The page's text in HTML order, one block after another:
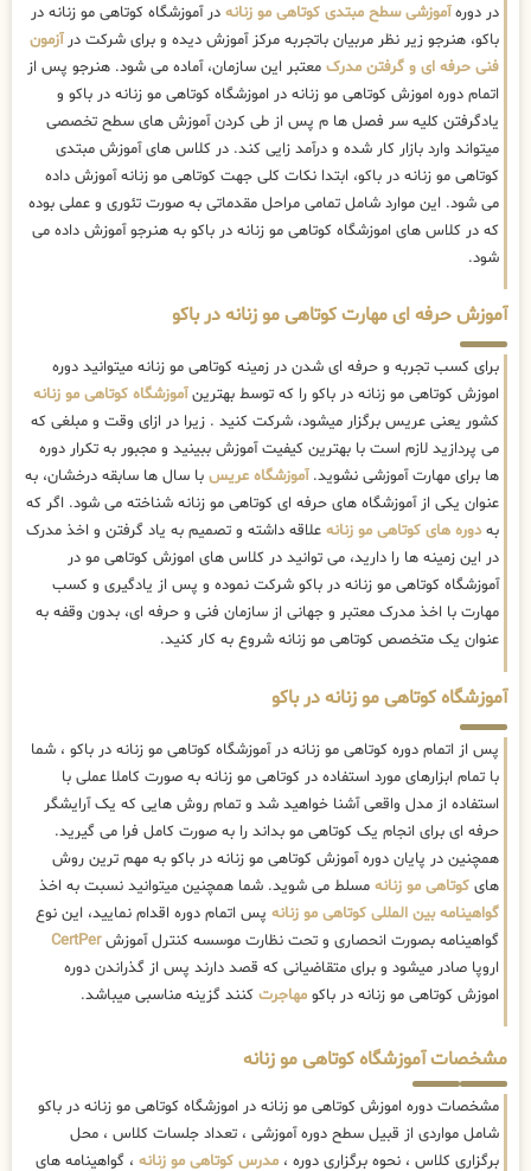
در دورهآموزشی سطح مبتدی کوتاهی مو زنانه در آموزشگاه کوتاهی مو زنانه در
باکو، هنرجو زیر نظر مربیان باتجربه مرکز آموزش دیده و برای شرکت درآزمون
فنی حرفه ای و گرفتن مدرک معتبر این سازمان، آماده می شود. هنرجو پس از
اتمام دوره اموزش کوتاهی مو زنانه در اموزشگاه کوتاهی مو زنانه در باکو و
یادگرفتن کلیه سر فصل ها م پس از طی کردن آموزش های سطح تخصصی
میتواند وارد بازار کار شده و درآمد زایی کند. در کلاس های آموزش مبتدی
کوتاهی مو زنانه در باکو، ابتدا نکات کلی جهت کوتاهی مو زنانه آموزش داده
می شود. این موارد شامل تمامی مراحل مقدماتی به صورت تئوری و عملی بوده
که در کلاس های اموزشگاه کوتاهی مو زنانه در باکو به هنرجو آموزش داده می
شود.
آموزش حرفه ای مهارت کوتاهی مو زنانه در باکو
برای کسب تجربه و حرفه ای شدن در زمینه کوتاهی مو زنانه میتوانید دوره
اموزش کوتاهی مو زنانه در باکو را که توسط بهترینآموزشگاه کوتاهی مو زنانه
کشور یعنی عریس برگزار میشود، شرکت کنید . زیرا در ازای وقت و مبلغی که
می پردازید لازم است با بهترین کیفیت آموزش ببینید و مجبور به تکرار دوره
ها برای مهارت آموزشی نشوید.آموزشگاه عریس با سال ها سابقه درخشان، به
عنوان یکی از آموزشگاه های حرفه ای کوتاهی مو زنانه شناخته می شود. اگر که
بهدوره های کوتاهی مو زنانه علاقه داشته و تصمیم به یاد گرفتن و اخذ مدرک
در این زمینه ها را دارید، می توانید در کلاس های اموزش کوتاهی مو در
آموزشگاه کوتاهی مو زنانه در باکو شرکت نموده و پس از یادگیری و کسب
مهارت با اخذ مدرک معتبر و جهانی از سازمان فنی و حرفه ای، بدون وقفه به
عنوان یک متخصص کوتاهی مو زنانه شروع به کار کنید.
آموزشگاه کوتاهی مو زنانه در باکو
پس از اتمام دوره کوتاهی مو زنانه در آموزشگاه کوتاهی مو زنانه در باکو ، شما
با تمام ابزارهای مورد استفاده در کوتاهی مو زنانه به صورت کاملا عملی با
استفاده از مدل واقعی آشنا خواهید شد و تمام روش هایی که یک آرایشگر
حرفه ای برای انجام یک کوتاهی مو بداند را به صورت کامل فرا می گیرید.
همچنین در پایان دوره آموزش کوتاهی مو زنانه در باکو به مهم ترین روش
های کوتاهی مو زنانه مسلط می شوید. شما همچنین میتوانید نسبت به اخذ
گواهینامه بین المللی کوتاهی مو زنانه پس اتمام دوره اقدام نمایید، این نوع
گواهینامه بصورت انحصاری و تحت نظارت موسسه کنترل آموزشCertPer
اروپا صادر میشود و برای متقاضیانی که قصد دارند پس از گذراندن دوره
اموزش کوتاهی مو زنانه در باکو مهاجرت کنند گزینه مناسبی میباشد.
مشخصات آموزشگاه کوتاهی مو زنانه
مشخصات دوره اموزش کوتاهی مو زنانه در اموزشگاه کوتاهی مو زنانه در باکو
شامل مواردی از قبیل سطح دوره آموزشی ، تعداد جلسات کلاس ، محل
برگزاری کلاس ، نحوه برگزاری دوره ، مدرس کوتاهی مو زنانه ، گواهینامه های